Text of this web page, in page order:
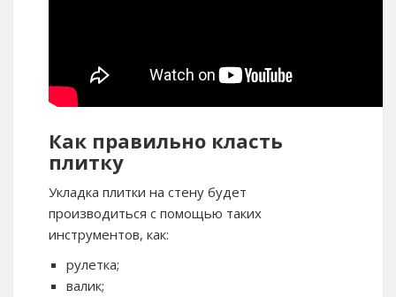
Как правильно класть
плитку
Укладка плитки на стену будет
производиться с помощью таких
инструментов, как:
рулетка;
валик;